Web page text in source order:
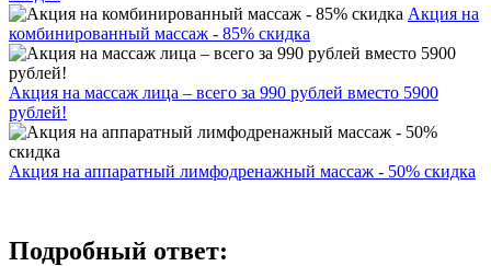
Акция на
комбинированный массаж - 85% скидка
Акция на массаж лица – всего за 990 рублей вместо 5900
рублей!
Акция на аппаратный лимфодренажный массаж - 50% скидка
Подробный ответ: